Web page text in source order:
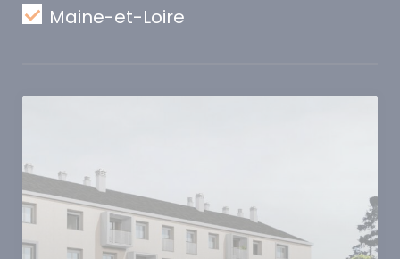
Maine-et-Loire